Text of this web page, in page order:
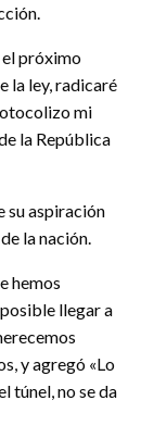
el próximo
la ley, radicaré
mi
la República
su aspiración
la nación.
hemos
llegar a
y agregó «Lo
túnel, no se da